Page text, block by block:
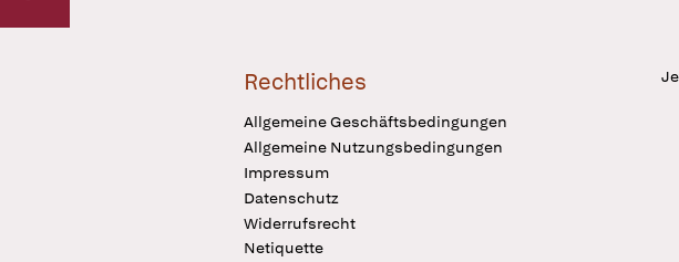
Rechtliches
Allgemeine Geschäftsbedingungen
Allgemeine Nutzungsbedingungen
Impressum
Datenschutz
Widerrufsrecht
Netiquette